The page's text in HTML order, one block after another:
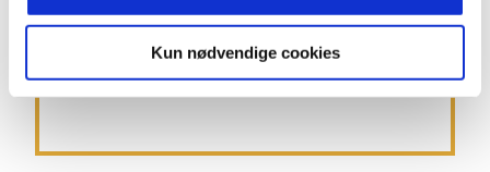
Kun nødvendige cookies
Facebook